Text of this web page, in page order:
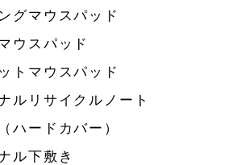
グマウスパッド
ウスパッド
トマウスパッド
ルリサイクルノート
ハードカバー）
ル下敷き